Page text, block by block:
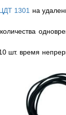
1301 на
шт. время